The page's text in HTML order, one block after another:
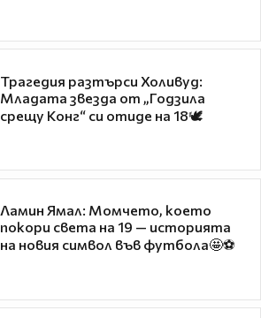
Трагедия разтърси Холивуд:
Младата звезда от „Годзила
срещу Конг“ си отиде на 18🕊️
Ламин Ямал: Момчето, което
покори света на 19 — историята
на новия символ във футбола🤩⚽